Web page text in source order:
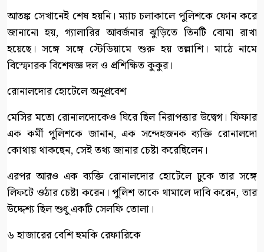
আতঙ্ক সেখানেই শেষ হয়নি। ম্যাচ চলাকালে পুলিশকে ফোন করে
জানানো হয়, গ্যালারির আবর্জনার ঝুড়িতে তিনটি বোমা রাখা
হয়েছে। সঙ্গে সঙ্গে স্টেডিয়ামে শুরু হয় তল্লাশি। মাঠে নামে
বিস্ফোরক বিশেষজ্ঞ দল ও প্রশিক্ষিত কুকুর।
রোনালদোর হোটেলে অনুপ্রবেশ
মেসির মতো রোনালদোকেও ঘিরে ছিল নিরাপত্তার উদ্বেগ। ফিফার
এক কর্মী পুলিশকে জানান, এক সন্দেহজনক ব্যক্তি রোনালদো
কোথায় থাকছেন, সেই তথ্য জানার চেষ্টা করেছিলেন।
এরপর আরও এক ব্যক্তি রোনালদোর হোটেলে ঢুকে তার সঙ্গে
লিফটে ওঠার চেষ্টা করেন। পুলিশ তাকে থামালে দাবি করেন, তার
উদ্দেশ্য ছিল শুধু একটি সেলফি তোলা।
৬ হাজারের বেশি হুমকি রেফারিকে